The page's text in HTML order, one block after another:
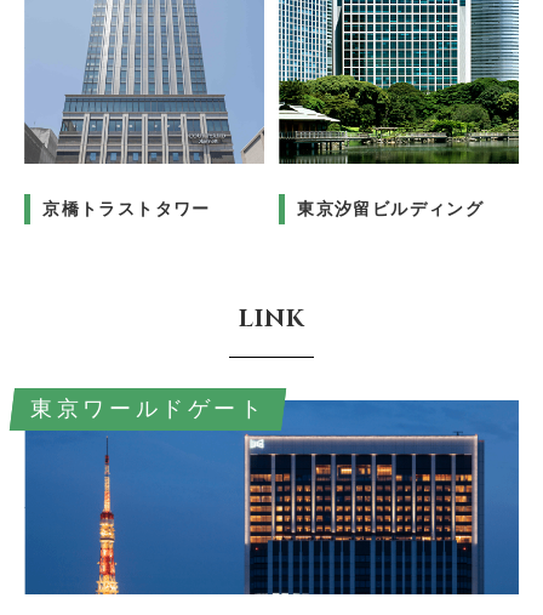
京橋トラストタワー 東京汐留ビルディング
LINK
東京ワールドゲート